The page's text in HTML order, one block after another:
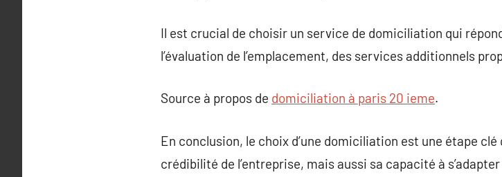
Il est crucial de choisir un service de domiciliation qui
l’évaluation de l’emplacement, des services additionnels
Source à propos de domiciliation à paris 20 ieme.
En conclusion, le choix d’une domiciliation est une étape
crédibilité de l’entreprise, mais aussi sa capacité à